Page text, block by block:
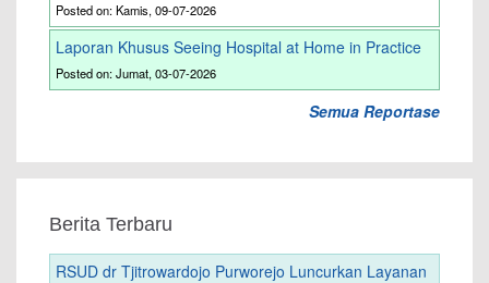
Posted on: Kamis, 09-07-2026
Laporan Khusus Seeing Hospital at Home in Practice
Posted on: Jumat, 03-07-2026
Semua Reportase
Berita Terbaru
RSUD dr Tjitrowardojo Purworejo Luncurkan Layanan